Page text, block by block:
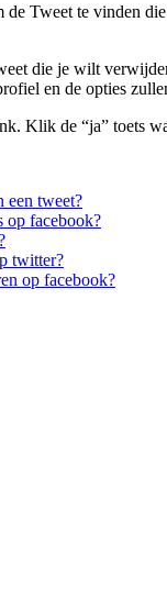
de Tweet te vinden
die je wilt
en de opties
Klik de “ja” toets
een tweet?
facebook?
twitter?
op facebook?